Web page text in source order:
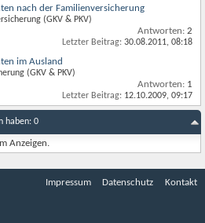
nach der Familienversicherung
(GKV & PKV)
Antworten: 2
Letzter Beitrag: 30.08.2011, 08:18
im Ausland
(GKV & PKV)
Antworten: 1
Letzter Beitrag: 12.10.2009, 09:17
haben: 0
Anzeigen.
Impressum Datenschutz Kontakt